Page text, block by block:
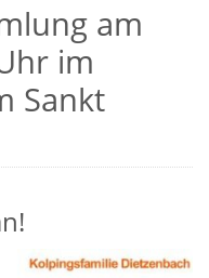
am
im
Sankt